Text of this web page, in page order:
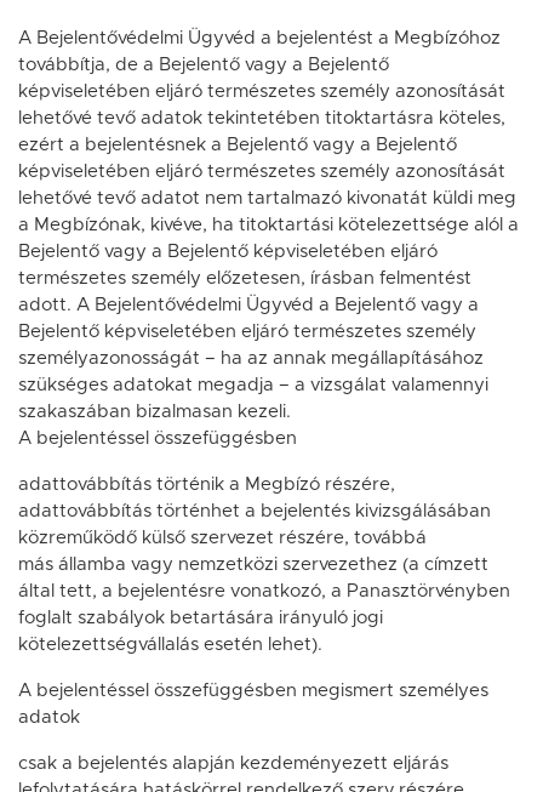
A Bejelentővédelmi Ügyvéd a bejelentést a Megbízóhoz
továbbítja, de a Bejelentő vagy a Bejelentő
képviseletében eljáró természetes személy azonosítását
lehetővé tevő adatok tekintetében titoktartásra köteles,
ezért a bejelentésnek a Bejelentő vagy a Bejelentő
képviseletében eljáró természetes személy azonosítását
lehetővé tevő adatot nem tartalmazó kivonatát küldi meg
a Megbízónak, kivéve, ha titoktartási kötelezettsége alól a
Bejelentő vagy a Bejelentő képviseletében eljáró
természetes személy előzetesen, írásban felmentést
adott. A Bejelentővédelmi Ügyvéd a Bejelentő vagy a
Bejelentő képviseletében eljáró természetes személy
személyazonosságát – ha az annak megállapításához
szükséges adatokat megadja – a vizsgálat valamennyi
szakaszában bizalmasan kezeli.
A bejelentéssel összefüggésben
adattovábbítás történik a Megbízó részére,
adattovábbítás történhet a bejelentés kivizsgálásában
közreműködő külső szervezet részére, továbbá
más államba vagy nemzetközi szervezethez (a címzett
által tett, a bejelentésre vonatkozó, a Panasztörvényben
foglalt szabályok betartására irányuló jogi
kötelezettségvállalás esetén lehet).
A bejelentéssel összefüggésben megismert személyes
adatok
csak a bejelentés alapján kezdeményezett eljárás